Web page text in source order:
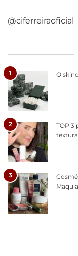
@ciferreiraoficial
1 O
2
TOP 3
3